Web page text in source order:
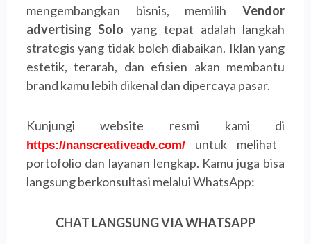
mengembangkan bisnis, memilihVendor
advertising Solo yang tepat adalah langkah
strategis yang tidak boleh diabaikan. Iklan yang
estetik, terarah, dan efisien akan membantu
brand kamu lebih dikenal dan dipercaya pasar.
Kunjungi website resmi kami di
https://nanscreativeadv.com/untuk melihat
portofolio dan layanan lengkap. Kamu juga bisa
langsung berkonsultasi melalui WhatsApp:
CHAT LANGSUNG VIA WHATSAPP